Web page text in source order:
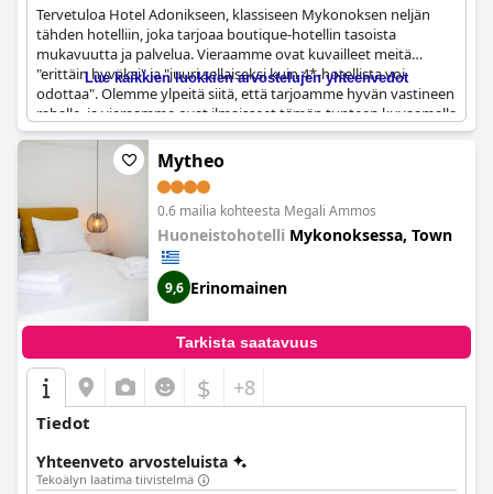
Tervetuloa Hotel Adonikseen, klassiseen Mykonoksen neljän
tähden hotelliin, joka tarjoaa boutique-hotellin tasoista
mukavuutta ja palvelua. Vieraamme ovat kuvailleet meitä
"erittäin hyväksi" ja "juuri sellaiseksi kuin 4*-hotellista voi
odottaa". Olemme ylpeitä siitä, että tarjoamme hyvän vastineen
rahalle, ja vieraamme ovat ilmaisseet tämän tunteen kuvaamalla
meitä sanoilla "bom custo benefício" ja "buona struttura".
Vaikka meillä ei ole parkkipaikkaa, huikeat palvelumme ja
tilamme korvaavat sen. Tule yöpymään luoksemme ja koe itse
Hotel Adoniksen tarjoama poikkeuksellinen palvelu ja
mukavuudet.
Lue kaikkien luokkien arvostelujen yhteenvedot
Mytheo
0.6 mailia kohteesta Megali Ammos
Huoneistohotelli Mykonoksessa, Town
9,6 Erinomainen
Tarkista saatavuus
$ +8
Tiedot
Yhteenveto arvosteluista
Tekoälyn laatima tiivistelmä